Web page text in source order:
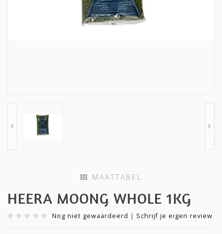
MAATTABEL
HEERA MOONG WHOLE 1KG
Nog niet gewaardeerd | Schrijf je eigen review